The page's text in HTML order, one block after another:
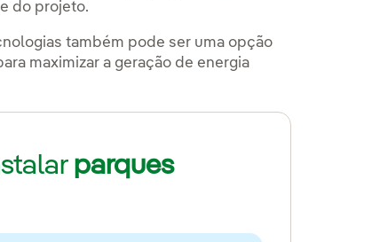
do projeto.
também pode ser uma opção
maximizar a geração de energia
parques